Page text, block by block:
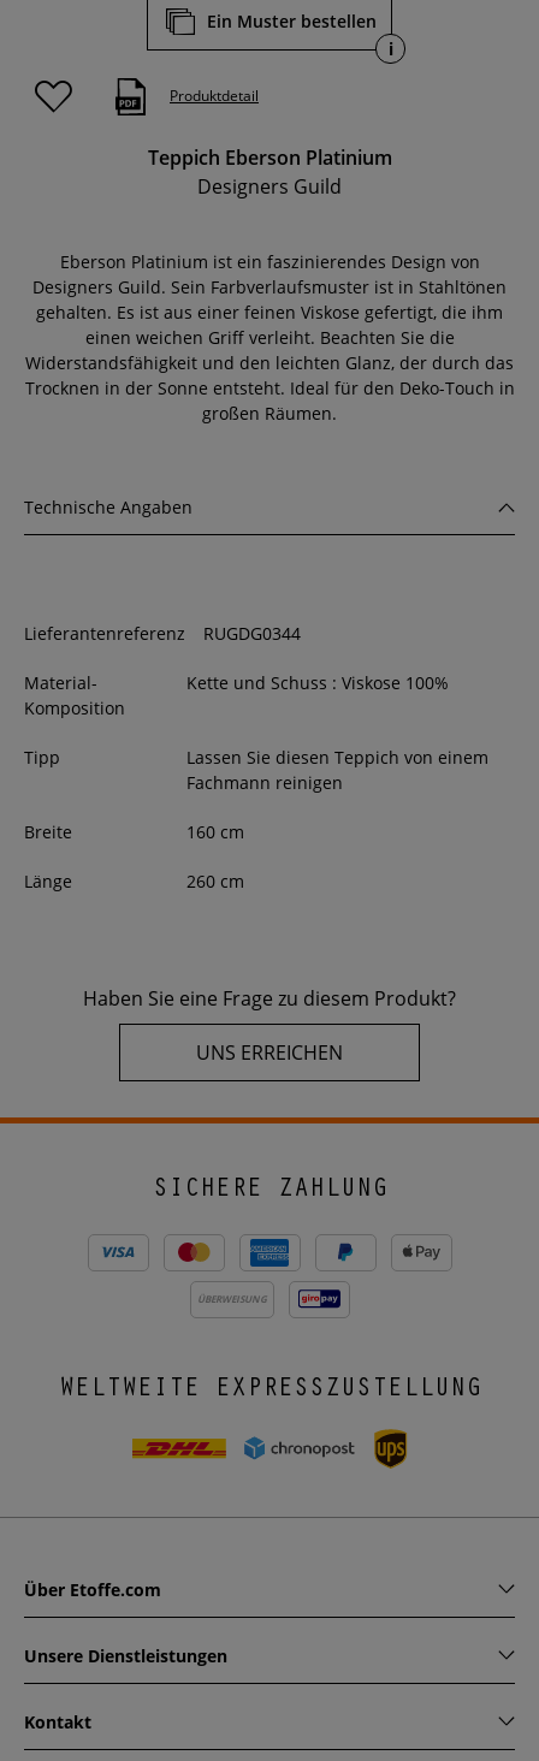
Ein Muster bestellen
i
Produktdetail
Teppich Eberson Platinium
Designers Guild
Eberson Platinium ist ein faszinierendes Design von
Designers Guild. Sein Farbverlaufsmuster ist in Stahltönen
gehalten. Es ist aus einer feinen Viskose gefertigt, die ihm
einen weichen Griff verleiht. Beachten Sie die
Widerstandsfähigkeit und den leichten Glanz, der durch das
Trocknen in der Sonne entsteht. Ideal für den Deko-Touch in
großen Räumen.
Technische Angaben
Lieferantenreferenz RUGDG0344
Material-
Komposition
Kette und Schuss : Viskose 100%
Tipp
Lassen Sie diesen Teppich von einem
Fachmann reinigen
Breite 160cm
Länge 260cm
Haben Sie eine Frage zu diesem Produkt?
UNS ERREICHEN
SICHERE ZAHLUNG
ÜBERWEISUNG
WELTWEITE EXPRESSZUSTELLUNG
Über Etoffe.com
Unsere Dienstleistungen
Kontakt